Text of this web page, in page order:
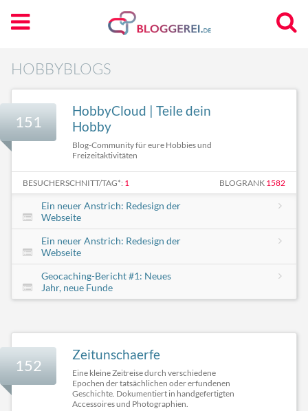
HOBBYBLOGS
151
HobbyCloud | Teile dein
Hobby
Blog-Community für eure Hobbies und
Freizeitaktivitäten
BESUCHERSCHNITT/TAG*: 1 BLOGRANK 1582
Ein neuer Anstrich: Redesign der
Webseite
Ein neuer Anstrich: Redesign der
Webseite
Geocaching-Bericht #1: Neues
Jahr, neue Funde
152
Zeitunschaerfe
Eine kleine Zeitreise durch verschiedene
Epochen der tatsächlichen oder erfundenen
Geschichte. Dokumentiert in handgefertigten
Accessoires und Photographien.